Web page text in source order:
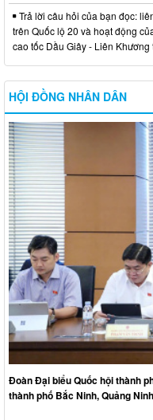
Trả lời câu hỏi của bạn đọc:
trên Quốc lộ 20 và hoạt động
cao tốc Dầu Giây - Liên
HỘI ĐỒNG NHÂN DÂN
Đoàn Đại biểu Quốc hội thành
thành phố Bắc Ninh, Quảng